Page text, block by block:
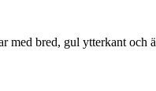
bred, gul ytterkant och